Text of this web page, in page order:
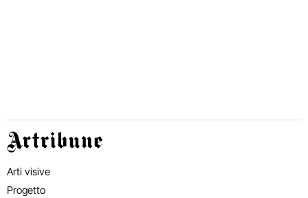
Artribune
Arti visive
Progetto